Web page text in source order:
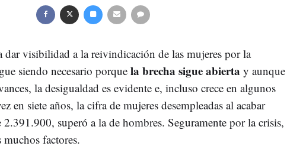
dar visibilidad a la reivindicación de las mujeres por la
siendo necesario porquela brecha sigue abierta y aunque
la desigualdad es evidente e, incluso crece en algunos
en siete años, la cifra de mujeres desempleadas al acabar
superó a la de hombres. Seguramente por la crisis,
factores.